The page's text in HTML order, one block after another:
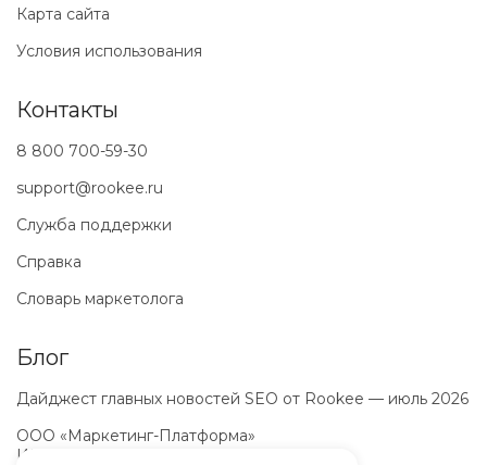
Блог
Дайджест главных новостей SEO от Rookee — июль 2026
ООО «Маркетинг-Платформа»
ИНН
Карта сайта
Условия использования
Контакты
8 800 700-59-30
support@rookee.ru
Служба поддержки
Справка
Словарь маркетолога